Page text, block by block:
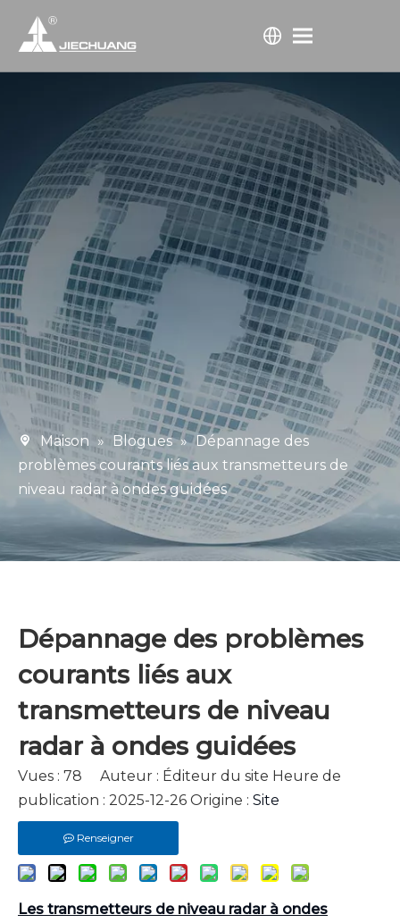
Maison » Blogues » Dépannage des
problèmes courants liés aux transmetteurs de
niveau radar à ondes guidées
Dépannage des problèmes
courants liés aux
transmetteurs de niveau
radar à ondes guidées
Vues : 78 Auteur : Éditeur du site Heure de
publication : 2025-12-26 Origine : Site
Renseigner
Les transmetteurs de niveau radar à ondes